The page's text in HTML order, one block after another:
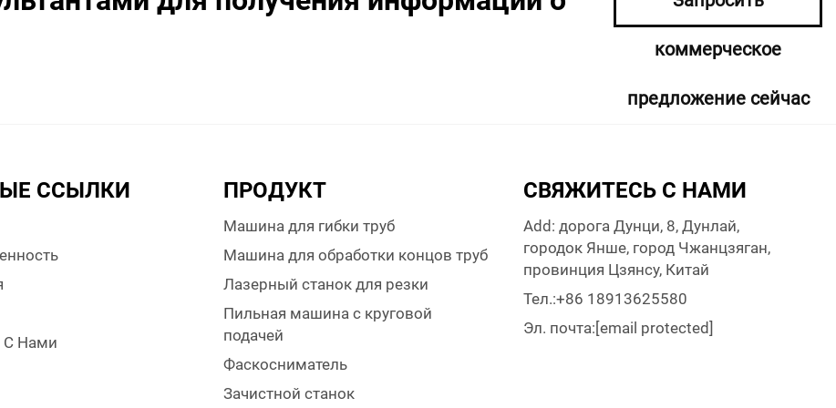
коммерческое
предложение сейчас
ССЫЛКИ
С Нами
ПРОДУКТ
Машина для гибки труб
Машина для обработки концов труб
Лазерный станок для резки
Пильная машина с круговой
подачей
Фаскосниматель
Зачистной станок
СВЯЖИТЕСЬ С НАМИ
Add: дорога Дунци, 8, Дунлай,
городок Янше, город Чжанцзяган,
провинция Цзянсу, Китай
Тел.:+86 18913625580
Эл. почта: [email protected]